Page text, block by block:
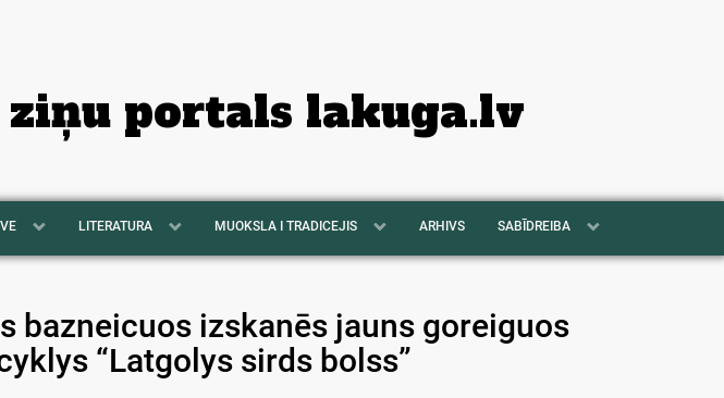
portals lakuga.lv
LITERATURA MUOKSLA I TRADICEJIS ARHIVS SABĪDREIBA
bazneicuos izskanēs jauns goreiguos
“Latgolys sirds bolss”